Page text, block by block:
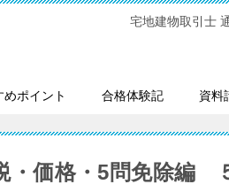
宅地建物取引士
めポイント 合格体験記 資料
・価格・5問免除編